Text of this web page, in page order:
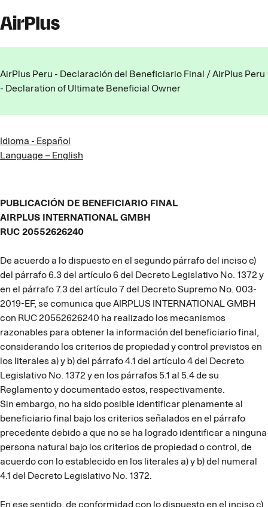
AirPlus Peru - Declaración del Beneficiario Final / AirPlus Peru
- Declaration of Ultimate Beneficial Owner
Idioma - Español
Language – English
PUBLICACIÓN DE BENEFICIARIO FINAL
AIRPLUS INTERNATIONAL GMBH
RUC 20552626240
De acuerdo a lo dispuesto en el segundo párrafo del inciso c)
del párrafo 6.3 del artículo 6 del Decreto Legislativo No. 1372 y
en el párrafo 7.3 del artículo 7 del Decreto Supremo No. 003-
2019-EF, se comunica que AIRPLUS INTERNATIONAL GMBH
con RUC 20552626240 ha realizado los mecanismos
razonables para obtener la información del beneficiario final,
considerando los criterios de propiedad y control previstos en
los literales a) y b) del párrafo 4.1 del artículo 4 del Decreto
Legislativo No. 1372 y en los párrafos 5.1 al 5.4 de su
Reglamento y documentado estos, respectivamente.
Sin embargo, no ha sido posible identificar plenamente al
beneficiario final bajo los criterios señalados en el párrafo
precedente debido a que no se ha logrado identificar a ninguna
persona natural bajo los criterios de propiedad o control, de
acuerdo con lo establecido en los literales a) y b) del numeral
4.1 del Decreto Legislativo No. 1372.
En ese sentido, de conformidad con lo dispuesto en el inciso c)